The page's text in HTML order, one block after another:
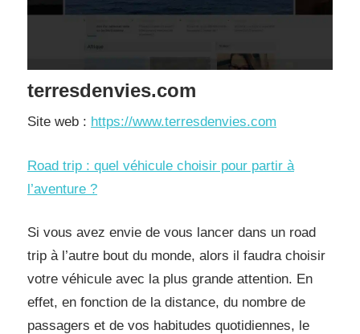
terresdenvies.com
Site web : https://www.terresdenvies.com
Road trip : quel véhicule choisir pour partir à
l’aventure ?
Si vous avez envie de vous lancer dans un road
trip à l’autre bout du monde, alors il faudra choisir
votre véhicule avec la plus grande attention. En
effet, en fonction de la distance, du nombre de
passagers et de vos habitudes quotidiennes, le